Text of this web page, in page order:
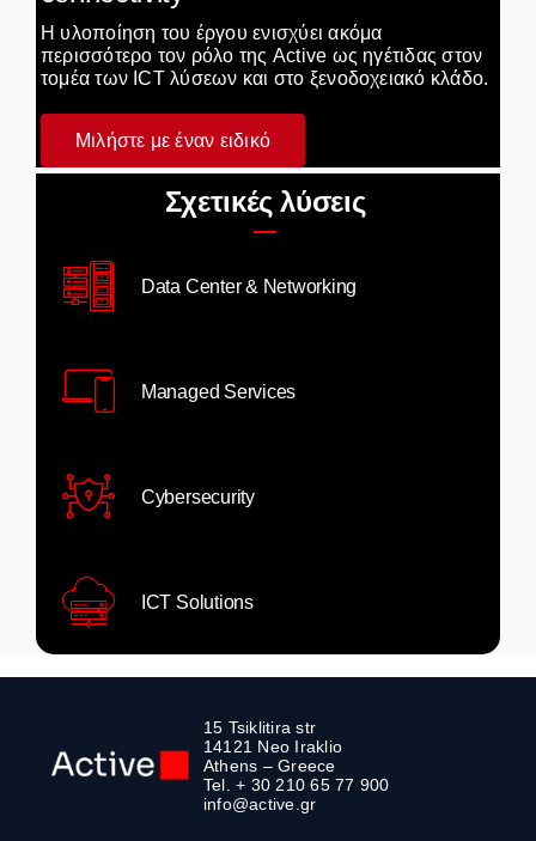
Η υλοποίηση του έργου ενισχύει ακόμα
περισσότερο τον ρόλο της Active ως ηγέτιδας στον
τομέα των ICT λύσεων και στο ξενοδοχειακό κλάδο.
Μιλήστε με έναν ειδικό
Σχετικές λύσεις
Data Center & Networking
Managed Services
Cybersecurity
ICT Solutions
15 Tsiklitira str
14121 Neo Iraklio
Athens – Greece
Tel. + 30 210 65 77 900
info@active.gr